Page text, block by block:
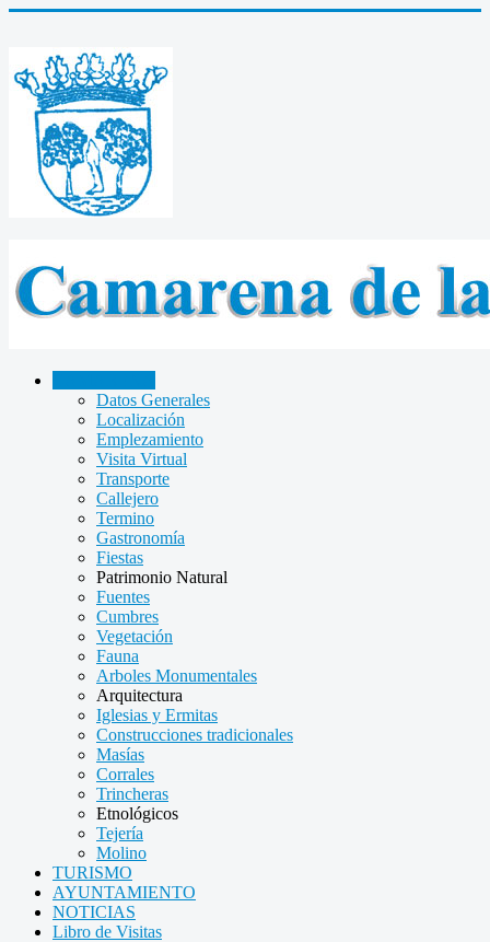
Datos Generales
Localización
Emplezamiento
Visita Virtual
Transporte
Callejero
Termino
Gastronomía
Fiestas
Patrimonio Natural
Fuentes
Cumbres
Vegetación
Fauna
Arboles Monumentales
Arquitectura
Iglesias y Ermitas
Construcciones tradicionales
Masías
Corrales
Trincheras
Etnológicos
Tejería
Molino
TURISMO
AYUNTAMIENTO
NOTICIAS
Libro de Visitas